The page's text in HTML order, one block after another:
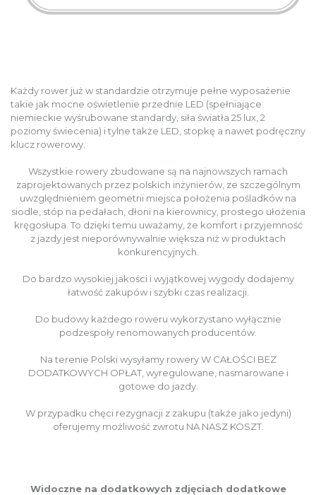
Każdy rower już w standardzie otrzymuje pełne wyposażenie
takie jak mocne oświetlenie przednie LED (spełniające
niemieckie wyśrubowane standardy, siła światła 25 lux, 2
poziomy świecenia) i tylne także LED, stopkę a nawet podręczny
klucz rowerowy.
Wszystkie rowery zbudowane są na najnowszych ramach
zaprojektowanych przez polskich inżynierów, ze szczególnym
uwzględnieniem geometrii miejsca położenia pośladków na
siodle, stóp na pedałach, dłoni na kierownicy, prostego ułożenia
kręgosłupa. To dzięki temu uważamy, że komfort i przyjemność
z jazdy jest nieporównywalnie większa niż w produktach
konkurencyjnych.
Do bardzo wysokiej jakości i wyjątkowej wygody dodajemy
łatwość zakupów i szybki czas realizacji.
Do budowy każdego roweru wykorzystano wyłącznie
podzespoły renomowanych producentów.
Na terenie Polski wysyłamy rowery W CAŁOŚCI BEZ
DODATKOWYCH OPŁAT, wyregulowane, nasmarowane i
gotowe do jazdy.
W przypadku chęci rezygnacji z zakupu (także jako jedyni)
oferujemy możliwość zwrotu NA NASZ KOSZT.
Widoczne na dodatkowych zdjęciach dodatkowe